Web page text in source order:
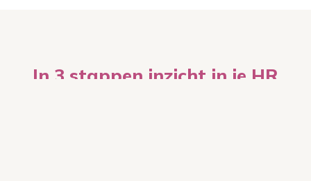
In 3 stappen inzicht in je HR